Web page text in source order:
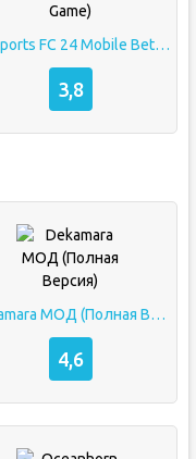
EA Sports FC 24 Mobile Beta (Android FIFA Game)
3,8
Dekamara МОД (Полная Версия)
4,6